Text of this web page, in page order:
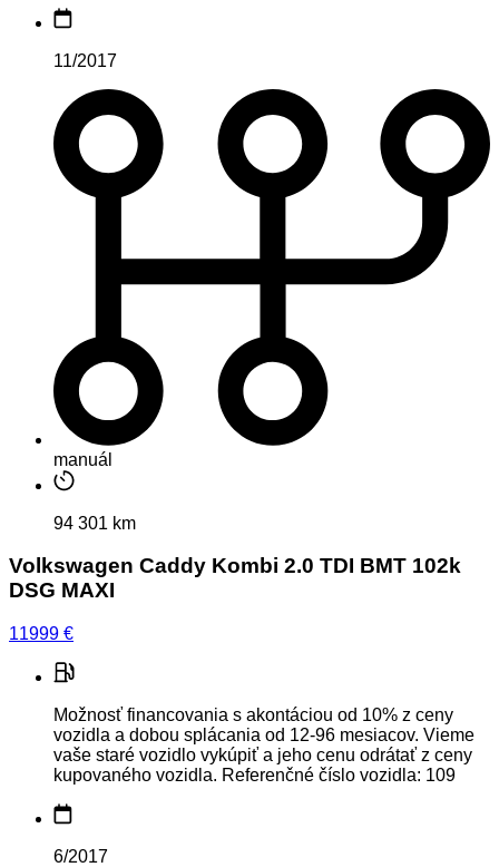
11/2017
manuál
94 301 km
Volkswagen Caddy Kombi 2.0 TDI BMT 102k
DSG MAXI
11999 €
Možnosť financovania s akontáciou od 10% z ceny
vozidla a dobou splácania od 12-96 mesiacov. Vieme
vaše staré vozidlo vykúpiť a jeho cenu odrátať z ceny
kupovaného vozidla. Referenčné číslo vozidla: 109
6/2017